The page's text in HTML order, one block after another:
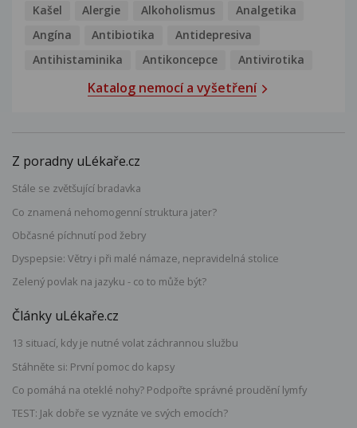
Kašel Alergie Alkoholismus
Analgetika
Angína
Antibiotika
Antidepresiva
Antihistaminika
Antikoncepce Antivirotika
Katalog nemocí a vyšetření
Z poradny uLékaře.cz
Stále se zvětšující bradavka
Co znamená nehomogenní struktura jater?
Občasné píchnutí pod žebry
Dyspepsie: Větry i při malé námaze, nepravidelná stolice
Zelený povlak na jazyku - co to může být?
Články uLékaře.cz
13 situací, kdy je nutné volat záchrannou službu
Stáhněte si: První pomoc do kapsy
Co pomáhá na oteklé nohy? Podpořte správné proudění lymfy
TEST: Jak dobře se vyznáte ve svých emocích?